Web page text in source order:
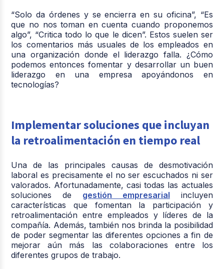
“Solo da órdenes y se encierra en su oficina”, “Es
que no nos toman en cuenta cuando proponemos
algo”, “Critica todo lo que le dicen”. Estos suelen ser
los comentarios más usuales de los empleados en
una organización donde el liderazgo falla. ¿Cómo
podemos entonces fomentar y desarrollar un buen
liderazgo en una empresa apoyándonos en
tecnologías?
Implementar soluciones que incluyan
la retroalimentación en tiempo real
Una de las principales causas de desmotivación
laboral es precisamente el no ser escuchados ni ser
valorados. Afortunadamente, casi todas las actuales
soluciones de gestión empresarial incluyen
características que fomentan la participación y
retroalimentación entre empleados y líderes de la
compañía. Además, también nos brinda la posibilidad
de poder segmentar las diferentes opciones a fin de
mejorar aún más las colaboraciones entre los
diferentes grupos de trabajo.